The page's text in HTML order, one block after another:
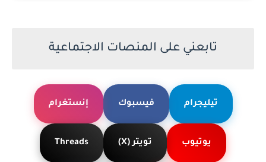
تابعني على المنصات الاجتماعية
تيليجرام فيسبوك إنستغرام
يوتيوب تويتر (X) Threads